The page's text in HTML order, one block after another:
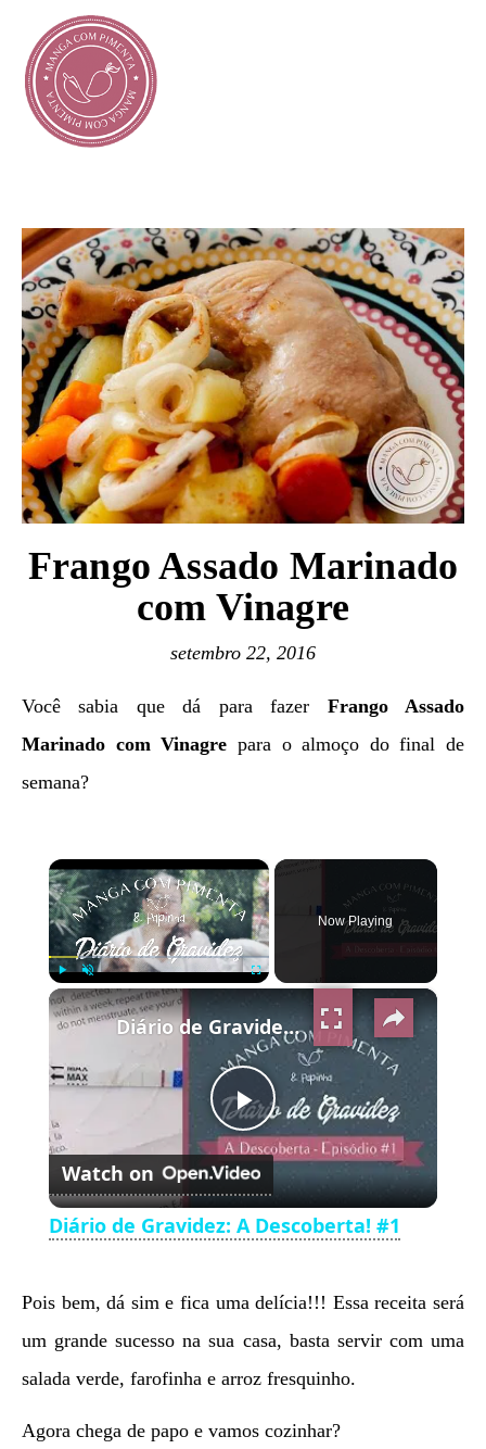
Frango Assado Marinado
com Vinagre
setembro 22, 2016
Você sabia que dá para fazer Frango Assado
Marinado com Vinagre para o almoço do final de
semana?
×
Play Unmute
Now Playing
×
Play
Video
Diário de Gravidez: A Descoberta! #1
Watch on
Diário de Gravidez: A Descoberta! #1
Pois bem, dá sim e fica uma delícia!!! Essa receita será
um grande sucesso na sua casa, basta servir com uma
salada verde, farofinha e arroz fresquinho.
Agora chega de papo e vamos cozinhar?